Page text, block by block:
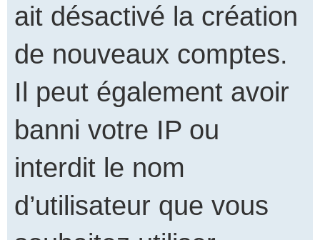
ait désactivé la création
de nouveaux comptes.
Il peut également avoir
banni votre IP ou
interdit le nom
d’utilisateur que vous